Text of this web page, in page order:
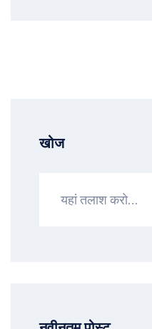
खोज